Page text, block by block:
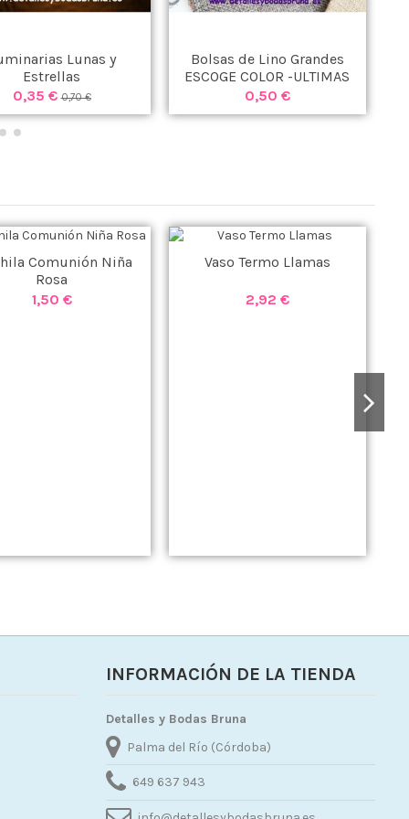
Lunas y
Estrellas
0,35 €0,70 €
Bolsas de Lino Grandes
ESCOGE COLOR -ULTIMAS
UNIDADES -
0,50 €
Comunión Niña
Rosa
1,50 €
Vaso Termo Llamas
2,92 €
INFORMACIÓN DE LA TIENDA
Detalles y Bodas Bruna
Palma del Río (Córdoba)
649 637 943